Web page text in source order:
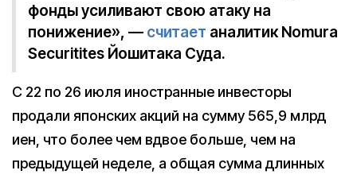
фонды усиливают свою атаку на
понижение», — считает аналитик Nomura
Securitites Йошитака Суда.
С 22 по 26 июля иностранные инвесторы
продали японских акций на сумму 565,9 млрд
иен, что более чем вдвое больше, чем на
предыдущей неделе, а общая сумма длинных